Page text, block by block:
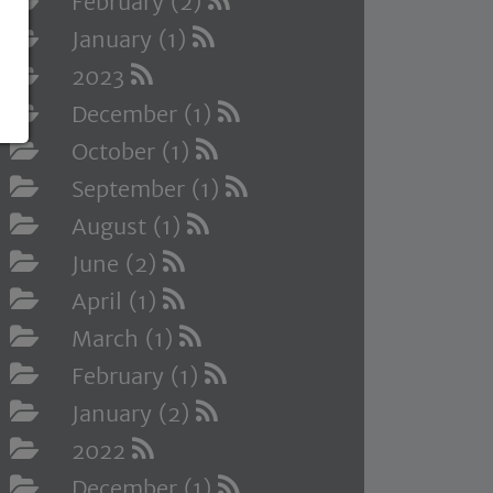
January (1)
2023
December (1)
October (1)
September (1)
August (1)
June (2)
April (1)
March (1)
February (1)
January (2)
2022